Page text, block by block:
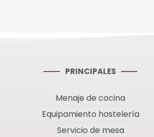
PRINCIPALES
Menaje de cocina
Equipamiento hostelería
Servicio de mesa